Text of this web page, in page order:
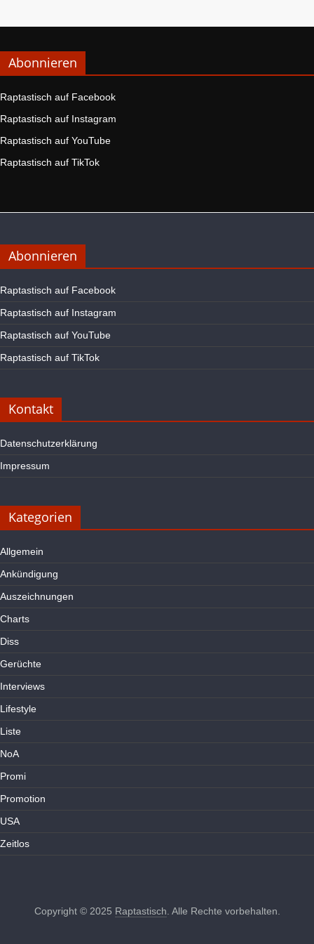
Abonnieren
Raptastisch auf Facebook
Raptastisch auf Instagram
Raptastisch auf YouTube
Raptastisch auf TikTok
Abonnieren
Raptastisch auf Facebook
Raptastisch auf Instagram
Raptastisch auf YouTube
Raptastisch auf TikTok
Kontakt
Datenschutzerklärung
Impressum
Kategorien
Allgemein
Ankündigung
Auszeichnungen
Charts
Diss
Gerüchte
Interviews
Lifestyle
Liste
NoA
Promi
Promotion
USA
Zeitlos
Copyright © 2025 Raptastisch . Alle Rechte vorbehalten.